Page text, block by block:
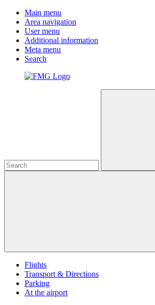
Main menu
Area navigation
User menu
Additional information
Meta menu
Search
Flights
Transport & Directions
Parking
At the airport